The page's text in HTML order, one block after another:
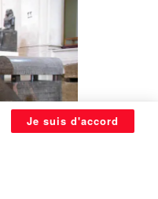
Je suis d'accord